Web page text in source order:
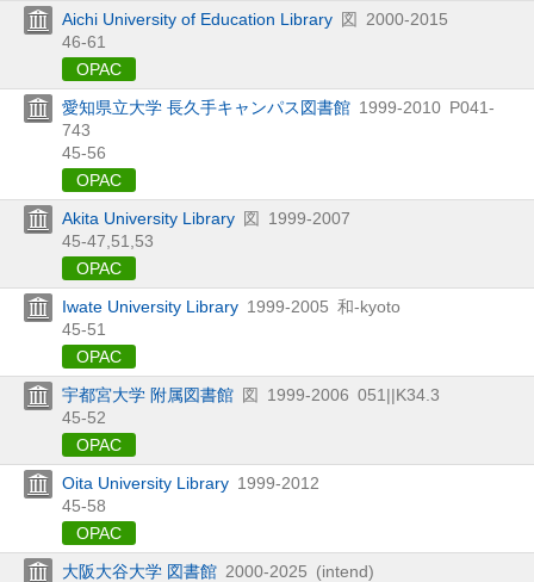
Aichi University of Education Library 図 2000-2015
46-61
OPAC
愛知県立大学 長久手キャンパス図書館 1999-2010 P041-
743
45-56
OPAC
Akita University Library 図 1999-2007
45-47, 51, 53
OPAC
Iwate University Library 1999-2005 和-kyoto
45-51
OPAC
宇都宮大学 附属図書館 図 1999-2006 051||K34.3
45-52
OPAC
Oita University Library 1999-2012
45-58
OPAC
大阪大谷大学 図書館 2000-2025 (intend)